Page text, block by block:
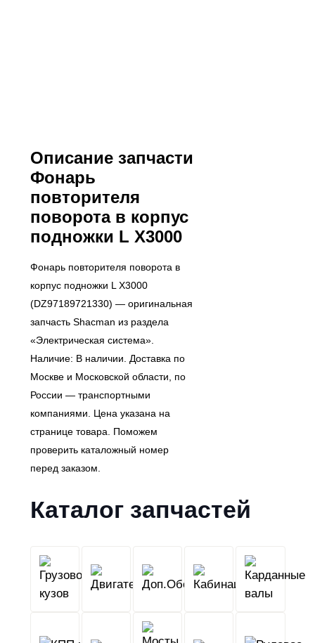
Описание запчасти
Фонарь
повторителя
поворота в корпус
подножки L X3000
Фонарь повторителя поворота в
корпус подножки L X3000
(DZ97189721330) — оригинальная
запчасть Shacman из раздела
«Электрическая система».
Наличие: В наличии. Доставка по
Москве и Московской области, по
России — транспортными
компаниями. Цена указана на
странице товара. Поможем
проверить каталожный номер
перед заказом.
Каталог запчастей
Грузовой
кузов
Двигатель Кабина
КПП